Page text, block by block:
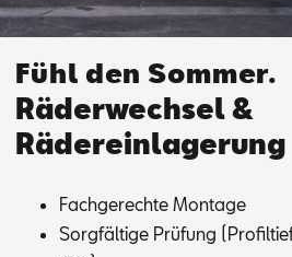
Fühl den Sommer.
Räderwechsel &
Rädereinlagerung
Fach­ge­rech­te Mon­ta­ge
Sorg­fäl­ti­ge Prü­fung